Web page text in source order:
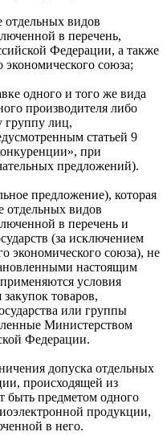
отдельных видов
в перечень,
Федерации, а также
экономического союза;
одного и того же вида
производителя либо
группу лиц,
статьей 9
при
предложений).
предложение), которая
отдельных видов
в перечень и
(за исключением
экономического союза), не
настоящим
условия
товаров,
или группы
Министерством
Федерации.
допуска отдельных
происходящей из
быть предметом одного
продукции,
в него.